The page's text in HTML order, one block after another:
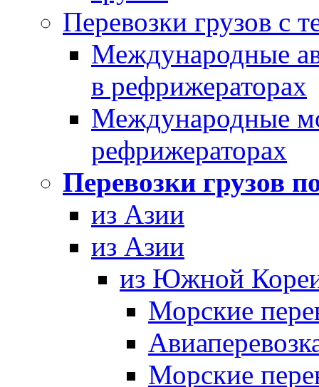
Перевозки грузов с
Международные
в рефрижераторах
Международные
рефрижераторах
Перевозки грузов
из Азии
из Азии
из Южной
Морские
Морские